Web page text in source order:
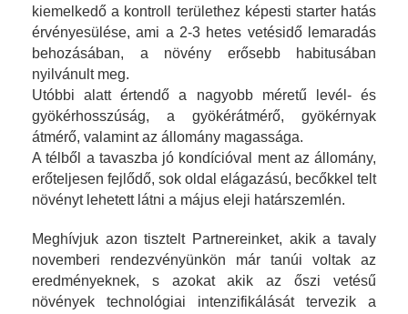
kiemelkedő a kontroll területhez képesti starter hatás
érvényesülése, ami a 2-3 hetes vetésidő lemaradás
behozásában, a növény erősebb habitusában
nyilvánult meg.
Utóbbi alatt értendő a nagyobb méretű levél- és
gyökérhosszúság, a gyökérátmérő, gyökérnyak
átmérő, valamint az állomány magassága.
A télből a tavaszba jó kondícióval ment az állomány,
erőteljesen fejlődő, sok oldal elágazású, becőkkel telt
növényt lehetett látni a május eleji határszemlén.
Meghívjuk azon tisztelt Partnereinket, akik a tavaly
novemberi rendezvényünkön már tanúi voltak az
eredményeknek, s azokat akik az őszi vetésű
növények technológiai intenzifikálását tervezik a